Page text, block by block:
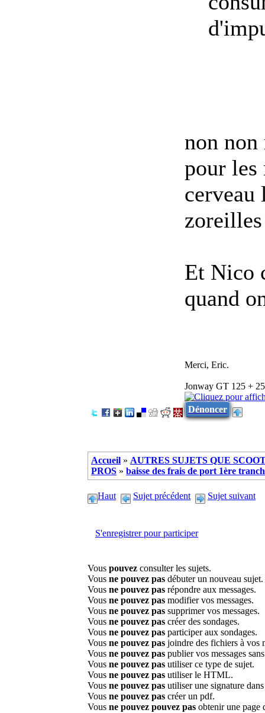
non non
pour les
cerveau
zoreilles
Et Nico
quand
Merci, Eric.
Jonway GT 125 +
Dénoncer
Accueil » AUTRES SUJETS QUE
PROS » baisse des frais de port 1ère
Haut Sujet précédent Sujet suivant
S'enregistrer pour participer
Vous pouvez consulter les sujets.
Vous ne pouvez pas débuter un nouveau sujet.
Vous ne pouvez pas répondre aux messages.
Vous ne pouvez pas modifier vos messages.
Vous ne pouvez pas supprimer vos messages.
Vous ne pouvez pas créer des sondages.
Vous ne pouvez pas participer aux sondages.
Vous ne pouvez pas joindre des fichiers à vos
Vous ne pouvez pas publier vos messages
Vous ne pouvez pas utiliser ce type de sujet.
Vous ne pouvez pas utiliser le HTML.
Vous ne pouvez pas utiliser une signature
Vous ne pouvez pas créer un pdf.
Vous ne pouvez pouvez pas obtenir une page